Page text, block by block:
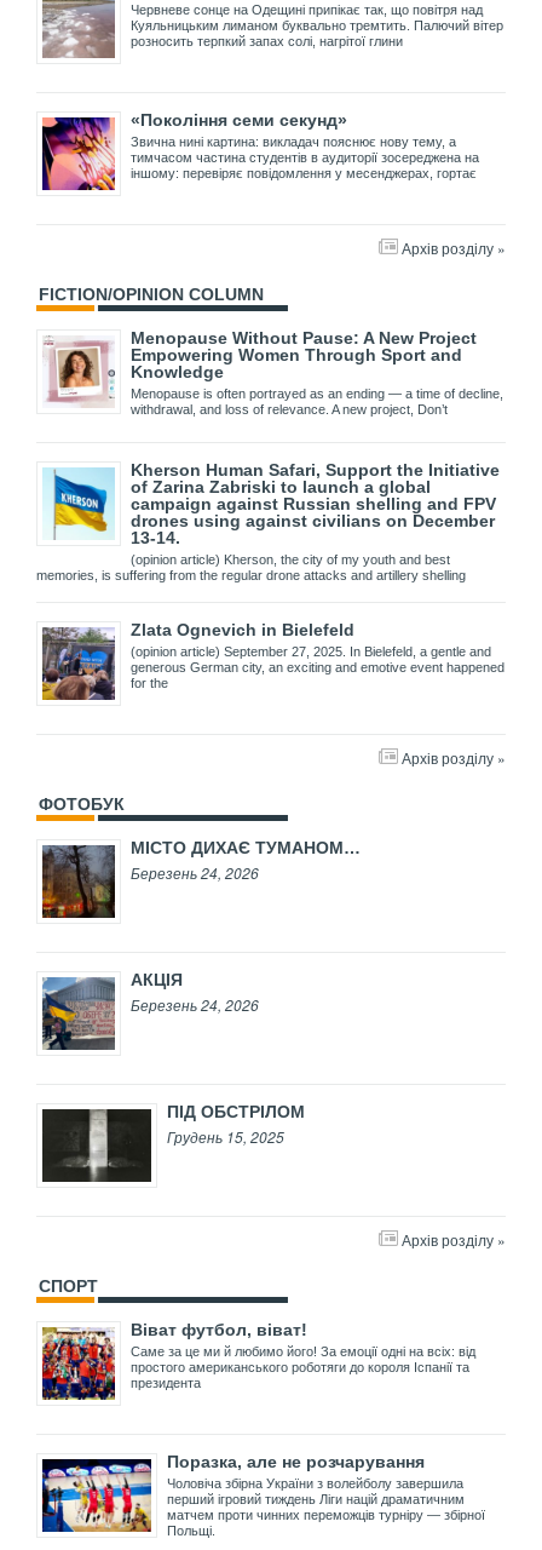
Червневе сонце на Одещині припікає так, що повітря над
Куяльницьким лиманом буквально тремтить. Палючий вітер
розносить терпкий запах солі, нагрітої глини
«Покоління семи секунд»
Звична нині картина: викладач пояснює нову тему, а
тимчасом частина студентів в аудиторії зосереджена на
іншому: перевіряє повідомлення у месенджерах, гортає
Архів розділу »
FICTION/OPINION COLUMN
Menopause Without Pause: A New Project
Empowering Women Through Sport and
Knowledge
Menopause is often portrayed as an ending — a time of decline,
withdrawal, and loss of relevance. A new project, Don’t
Kherson Human Safari, Support the Initiative
of Zarina Zabriski to launch a global
campaign against Russian shelling and FPV
drones using against civilians on December
13-14.
(opinion article) Kherson, the city of my youth and best
memories, is suffering from the regular drone attacks and artillery shelling
Zlata Ognevich in Bielefeld
(opinion article) September 27, 2025. In Bielefeld, a gentle and
generous German city, an exciting and emotive event happened
for the
Архів розділу »
ФОТОБУК
МІСТО ДИХАЄ ТУМАНОМ…
Березень 24, 2026
АКЦІЯ
Березень 24, 2026
ПІД ОБСТРІЛОМ
Грудень 15, 2025
Архів розділу »
СПОРТ
Віват футбол, віват!
Саме за це ми й любимо його! За емоції одні на всіх: від
простого американського роботяги до короля Іспанії та
президента
Поразка, але не розчарування
Чоловіча збірна України з волейболу завершила
перший ігровий тиждень Ліги націй драматичним
матчем проти чинних переможців турніру — збірної
Польщі.